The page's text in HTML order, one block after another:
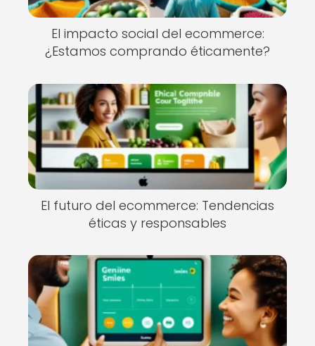
El impacto social del ecommerce:
¿Estamos comprando éticamente?
El futuro del ecommerce: Tendencias
éticas y responsables